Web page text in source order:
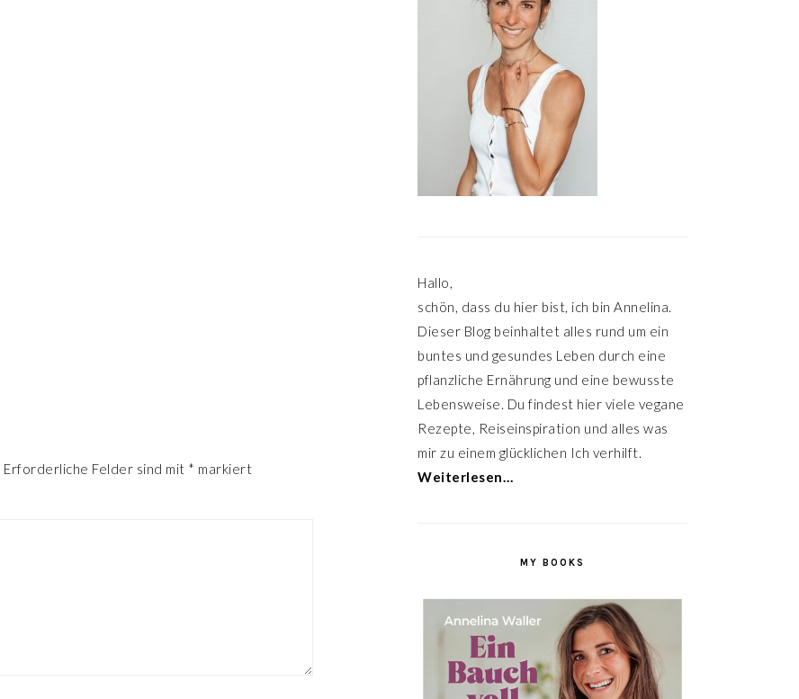
Erforderliche Felder sind mit * markiert
Hallo,
schön, dass du hier bist, ich bin Annelina.
Dieser Blog beinhaltet alles rund um ein
buntes und gesundes Leben durch eine
pflanzliche Ernährung und eine bewusste
Lebensweise. Du findest hier viele vegane
Rezepte, Reiseinspiration und alles was
mir zu einem glücklichen Ich verhilft.
Weiterlesen…
MY BOOKS